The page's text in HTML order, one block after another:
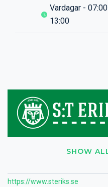
SHOW
https://www.steriks.se
Vardagar -
13:00